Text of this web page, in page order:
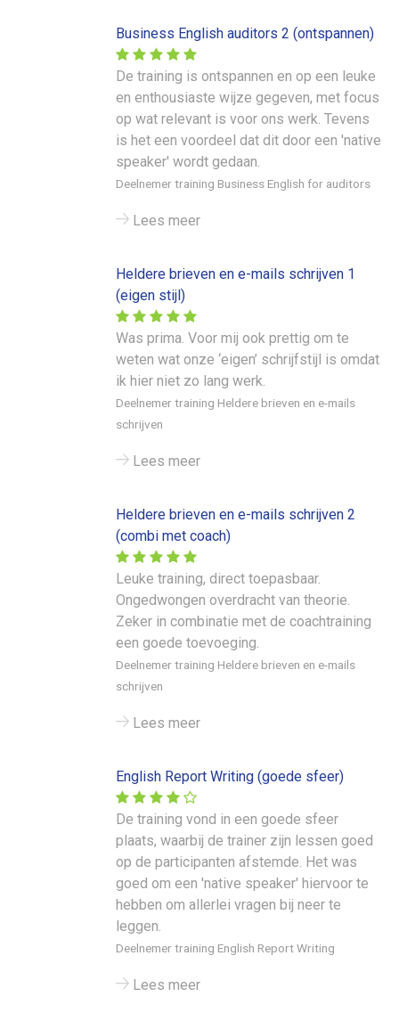
Business English auditors 2 (ontspannen)
De training is ontspannen en op een leuke
en enthousiaste wijze gegeven, met focus
op wat relevant is voor ons werk. Tevens
is het een voordeel dat dit door een 'native
speaker' wordt gedaan.
Deelnemer training Business English for auditors
Lees meer
Heldere brieven en e-mails schrijven 1
(eigen stijl)
Was prima. Voor mij ook prettig om te
weten wat onze ‘eigen’ schrijfstijl is omdat
ik hier niet zo lang werk.
Deelnemer training Heldere brieven en e-mails
schrijven
Lees meer
Heldere brieven en e-mails schrijven 2
(combi met coach)
Leuke training, direct toepasbaar.
Ongedwongen overdracht van theorie.
Zeker in combinatie met de coachtraining
een goede toevoeging.
Deelnemer training Heldere brieven en e-mails
schrijven
Lees meer
English Report Writing (goede sfeer)
De training vond in een goede sfeer
plaats, waarbij de trainer zijn lessen goed
op de participanten afstemde. Het was
goed om een 'native speaker' hiervoor te
hebben om allerlei vragen bij neer te
leggen.
Deelnemer training English Report Writing
Lees meer